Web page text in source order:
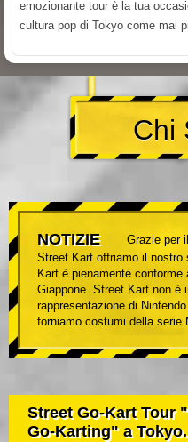
emozionante tour è la tua
cultura pop di Tokyo come mai
Chi
NOTIZIE
Grazie per
Street Kart offriamo il
Kart è pienamente
Giappone. Street Kart non è
rappresentazione di
forniamo costumi della serie
Street Go-Kart Tour
Go-Karting" a Tokyo.